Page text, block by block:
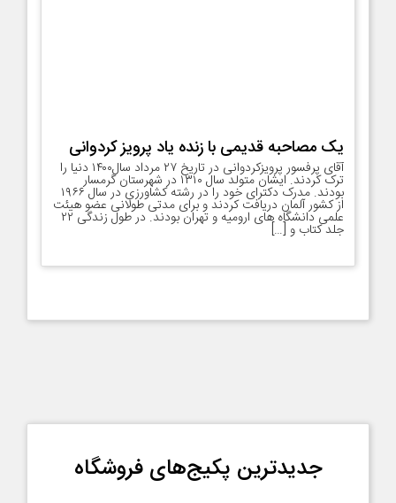
یک مصاحبه قدیمی با زنده یاد پرویز کردوانی
آقای پرفسور پرویزکردوانی در تاریخ ۲۷ مرداد سال۱۴۰۰ دنیا را
ترک کردند. ایشان متولد سال ۱۳۱۰ در شهرستان گرمسار
بودند. مدرک دکترای خود را در رشته کشاورزی در سال ۱۹۶۶
از کشور آلمان دریافت کردند و برای مدتی طولانی عضو هیئت
علمی دانشگاه های ارومیه و تهران بودند. در طول زندگی ۲۲
جلد کتاب و […]
جدیدترین پکیج‌های فروشگاه